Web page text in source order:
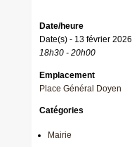
Date/heure
Date(s) - 13 février 2026
18h30 - 20h00
Emplacement
Place Général Doyen
Catégories
Mairie